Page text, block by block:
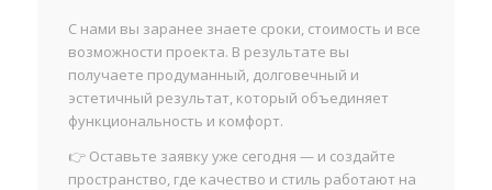
С нами вы заранее знаете сроки, стоимость и все
возможности проекта. В результате вы
получаете продуманный, долговечный и
эстетичный результат, который объединяет
функциональность и комфорт.
👉 Оставьте заявку уже сегодня — и создайте
пространство, где качество и стиль работают на